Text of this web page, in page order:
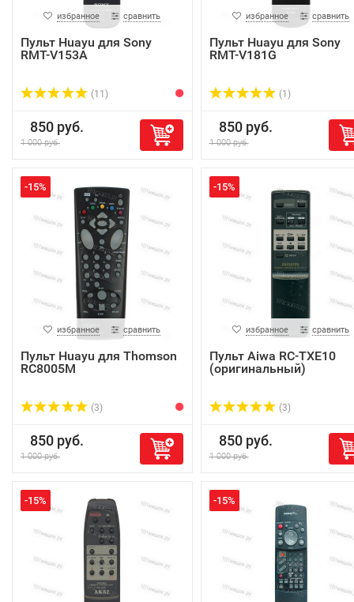
избранное сравнить
Пульт Huayu для Sony
RMT-V153A
(11)
850 руб.
1 000 руб.
избранное сравнить
Пульт Huayu для Sony
RMT-V181G
(1)
850 руб.
1 000 руб.
-15%
избранное сравнить
Пульт Huayu для Thomson
RC8005M
(3)
850 руб.
1 000 руб.
-15%
избранное сравнить
Пульт Aiwa RC-TXE10
(оригинальный)
(3)
850 руб.
1 000 руб.
-15% -15%